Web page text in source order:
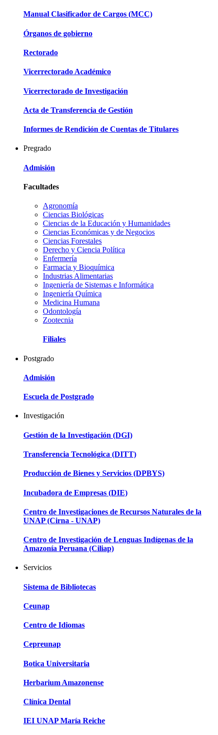
Manual Clasificador de Cargos (MCC)
Órganos de gobierno
Rectorado
Vicerrectorado Académico
Vicerrectorado de Investigación
Acta de Transferencia de Gestión
Informes de Rendición de Cuentas de Titulares
Pregrado
Admisión
Facultades
Agronomía
Ciencias Biológicas
Ciencias de la Educación y Humanidades
Ciencias Económicas y de Negocios
Ciencias Forestales
Derecho y Ciencia Política
Enfermería
Farmacia y Bioquímica
Industrias Alimentarias
Ingeniería de Sistemas e Informática
Ingeniería Química
Medicina Humana
Odontología
Zootecnia
Filiales
Postgrado
Admisión
Escuela de Postgrado
Investigación
Gestión de la Investigación (DGI)
Transferencia Tecnológica (DITT)
Producción de Bienes y Servicios (DPBYS)
Incubadora de Empresas (DIE)
Centro de Investigaciones de Recursos Naturales de la
UNAP (Cirna - UNAP)
Centro de Investigación de Lenguas Indígenas de la
Amazonía Peruana (Ciliap)
Servicios
Sistema de Bibliotecas
Ceunap
Centro de Idiomas
Cepreunap
Botica Universitaria
Herbarium Amazonense
Clínica Dental
IEI UNAP María Reiche